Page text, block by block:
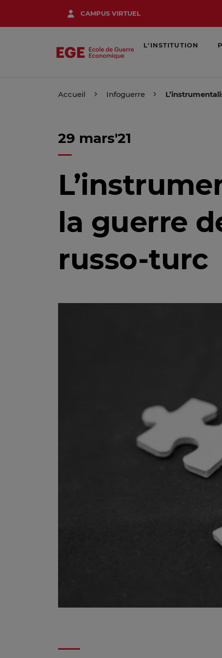
contenu
CAMPUS VIRTUEL
L'INSTITUTION
Accueil Infoguerre
29 mars'21
la guerre
russo-turc